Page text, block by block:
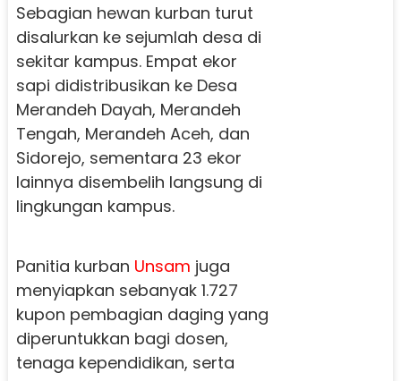
Sebagian hewan kurban turut
disalurkan ke sejumlah desa di
sekitar kampus. Empat ekor
sapi didistribusikan ke Desa
Merandeh Dayah, Merandeh
Tengah, Merandeh Aceh, dan
Sidorejo, sementara 23 ekor
lainnya disembelih langsung di
lingkungan kampus.
Panitia kurban Unsam juga
menyiapkan sebanyak 1.727
kupon pembagian daging yang
diperuntukkan bagi dosen,
tenaga kependidikan, serta